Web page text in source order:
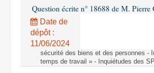
Question écrite n° 18688 de M. Pierre
Date de
dépôt :
11/06/2024
sécurité des biens et des personnes -
temps de travail » - Inquiétudes des